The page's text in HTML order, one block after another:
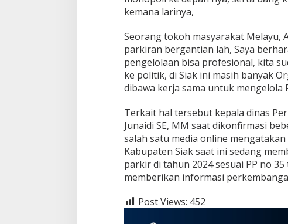
e
r
k
h
,
K
t
i
a
n
P
a
k
i
kemana larinya,
Seorang tokoh masyarakat Melayu,
parkiran bergantian lah, Saya
pengelolaan bisa profesional, kita
ke politik, di Siak ini masih banyak
dibawa kerja sama untuk
Terkait hal tersebut kepala dinas
Junaidi SE, MM saat dikonfirmasi
salah satu media online
Kabupaten Siak saat ini sedang
parkir di tahun 2024 sesuai PP no
memberikan informasi
Post Views: 452